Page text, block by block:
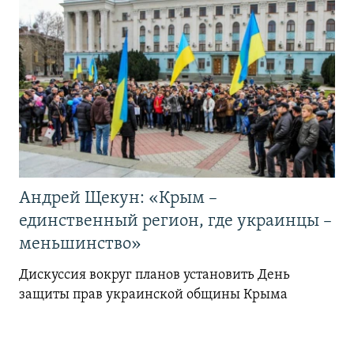
Андрей Щекун: «Крым –
единственный регион, где украинцы –
меньшинство»
Дискуссия вокруг планов установить День
защиты прав украинской общины Крыма